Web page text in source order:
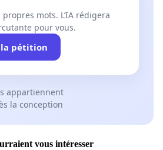
propres mots. L’IA rédigera
pour vous.
la pétition
appartiennent
la conception
vous intéresser